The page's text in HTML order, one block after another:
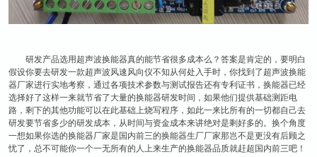
研发产品选用超声波换能器真的能节省很多成本么？答案是肯定的，要明白
假设你要去研发一款超声波风速风向仪不知从何处入手时，你找到了超声波换能
器厂家进行实地考察，通过各项技术参数与测试报告还有专利证书，换能器已经
选择好了这样一来就节省了大量的换能器研发时间，如果他们提供基础测距电
路，剩下的其他功能可以在此基础上烧写程序，如此一来比所有的一切都自己去
研发要节省多少的研发成本，从时间与资金成本来讲绝对是剩好多的。换个角度
一想如果你选的换能器厂家是国内前三的换能器生厂厂家那岂不是更没有后顾之
忧了，总不可能你一个一无所有的人上来生产的换能器品质就赶超国内前三吧！